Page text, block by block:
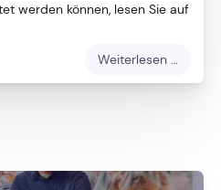
werden können, lesen Sie auf
Weiterlesen …